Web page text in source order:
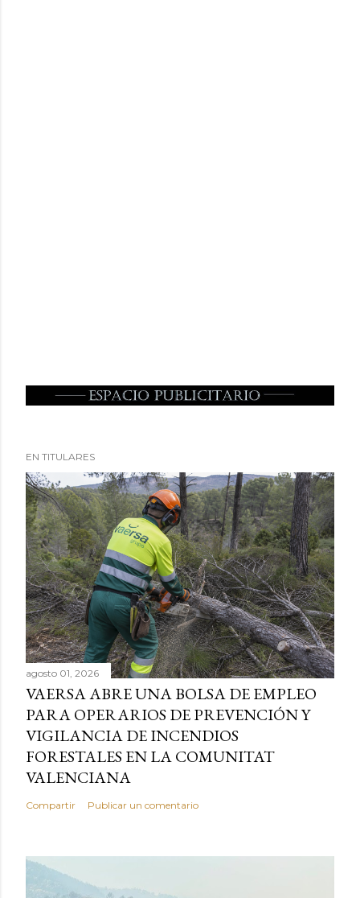
EN TITULARES
agosto 01, 2026
VAERSA ABRE UNA BOLSA DE EMPLEO
PARA OPERARIOS DE PREVENCIÓN Y
VIGILANCIA DE INCENDIOS
FORESTALES EN LA COMUNITAT
VALENCIANA
Compartir Publicar un comentario